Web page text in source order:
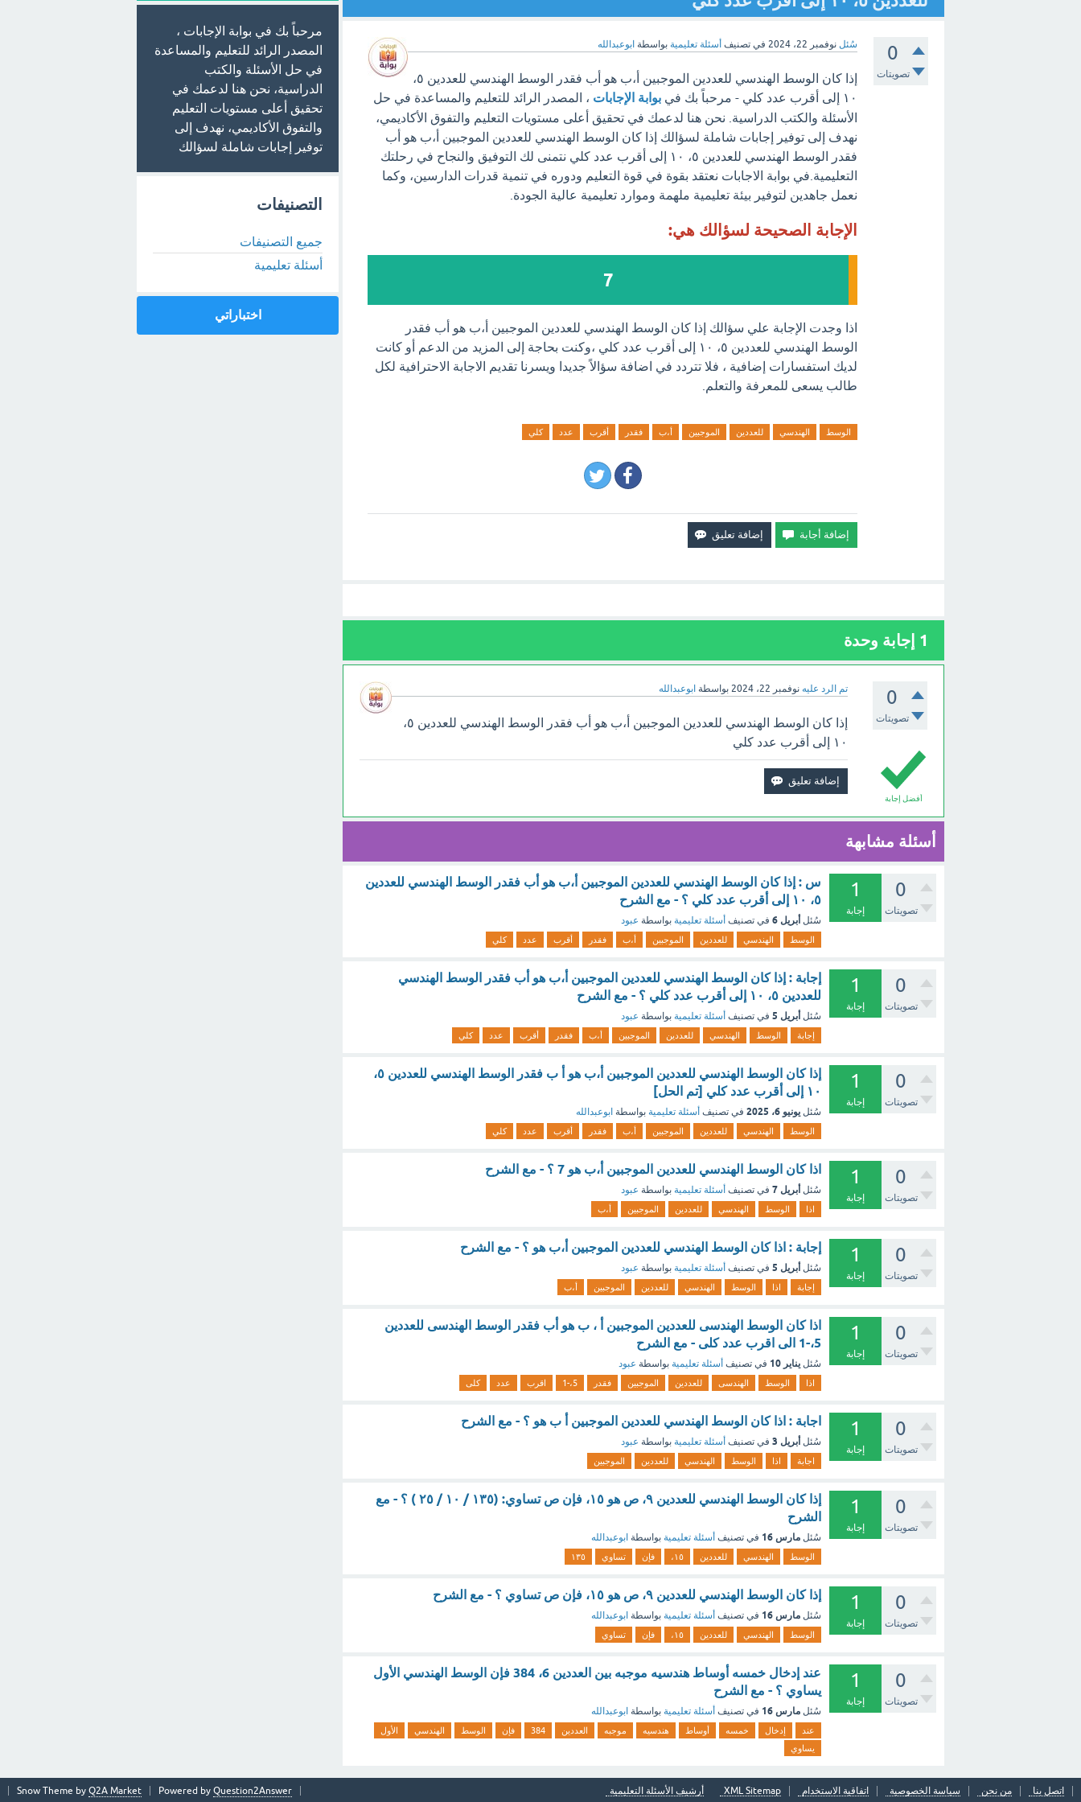
0
تصويتات
سُئل نوفمبر 22، 2024 في تصنيف أسئلة تعليمية بواسطة ابوعبدالله
إذا كان الوسط الهندسي للعددين الموجبين أ،ب هو أب فقدر الوسط الهندسي للعددين ٥،
١٠ إلى أقرب عدد كلي - مرحباً بك في
بوابة الإجابات ، المصدر الرائد للتعليم والمساعدة في حل
الأسئلة والكتب الدراسية. نحن هنا لدعمك في تحقيق أعلى مستويات التعليم والتفوق الأكاديمي،
نهدف إلى توفير إجابات شاملة لسؤالك إذا كان الوسط الهندسي للعددين الموجبين أ،ب هو أب
فقدر الوسط الهندسي للعددين ٥، ١٠ إلى أقرب عدد كلي نتمنى لك التوفيق والنجاح في رحلتك
التعليمية.في بوابة الاجابات نعتقد بقوة في قوة التعليم ودوره في تنمية قدرات الدارسين، وكما
نعمل جاهدين لتوفير بيئة تعليمية ملهمة وموارد تعليمية عالية الجودة.
الإجابة الصحيحة لسؤالك هي:
7
اذا وجدت الإجابة علي سؤالك إذا كان الوسط الهندسي للعددين الموجبين أ،ب هو أب فقدر
الوسط الهندسي للعددين ٥، ١٠ إلى أقرب عدد كلي ،وكنت بحاجة إلى المزيد من الدعم أو كانت
لديك استفسارات إضافية ، فلا تتردد في اضافة سؤالاً جديدا ويسرنا تقديم الاجابة الاحترافية لكل
طالب يسعى للمعرفة والتعلم.
الوسط الهندسي للعددين الموجبين أ،ب فقدر أقرب عدد كلي
1 إجابة وحدة
0
تصويتات
تم الرد عليه نوفمبر 22، 2024 بواسطة ابوعبدالله
أفضل إجابة
إذا كان الوسط الهندسي للعددين الموجبين أ،ب هو أب فقدر الوسط الهندسي للعددين ٥،
١٠ إلى أقرب عدد كلي
أسئلة مشابهة
0
تصويتات
1
إجابة
س : إذا كان الوسط الهندسي للعددين الموجبين أ،ب هو أب فقدر الوسط الهندسي للعددين
٥، ١٠ إلى أقرب عدد كلي ؟ - مع الشرح
سُئل أبريل 6 في تصنيف أسئلة تعليمية بواسطة عبود
الوسط الهندسي للعددين الموجبين أ،ب فقدر أقرب عدد كلي
0
تصويتات
1
إجابة
إجابة : إذا كان الوسط الهندسي للعددين الموجبين أ،ب هو أب فقدر الوسط الهندسي
للعددين ٥، ١٠ إلى أقرب عدد كلي ؟ - مع الشرح
سُئل أبريل 5 في تصنيف أسئلة تعليمية بواسطة عبود
إجابة الوسط الهندسي للعددين الموجبين أ،ب فقدر أقرب عدد كلي
0
تصويتات
1
إجابة
إذا كان الوسط الهندسي للعددين الموجبين أ،ب هو أ ب فقدر الوسط الهندسي للعددين ٥،
١٠ إلى أقرب عدد كلي [تم الحل]
سُئل يونيو 6، 2025 في تصنيف أسئلة تعليمية بواسطة ابوعبدالله
الوسط الهندسي للعددين الموجبين أ،ب فقدر أقرب عدد كلي
0
تصويتات
1
إجابة
اذا كان الوسط الهندسي للعددين الموجبين أ،ب هو 7 ؟ - مع الشرح
سُئل أبريل 7 في تصنيف أسئلة تعليمية بواسطة عبود
اذا الوسط الهندسي للعددين الموجبين أ،ب
0
تصويتات
1
إجابة
إجابة : اذا كان الوسط الهندسي للعددين الموجبين أ،ب هو ؟ - مع الشرح
سُئل أبريل 5 في تصنيف أسئلة تعليمية بواسطة عبود
إجابة اذا الوسط الهندسي للعددين الموجبين أ،ب
0
تصويتات
1
إجابة
اذا كان الوسط الهندسى للعددين الموجبين أ ، ب هو أب فقدر الوسط الهندسى للعددين
5،-1 الى اقرب عدد كلى - مع الشرح
سُئل يناير 10 في تصنيف أسئلة تعليمية بواسطة عبود
اذا الوسط الهندسى للعددين الموجبين فقدر 5،-1 اقرب عدد كلى
0
تصويتات
1
إجابة
اجابة : اذا كان الوسط الهندسي للعددين الموجبين أ ب هو ؟ - مع الشرح
سُئل أبريل 3 في تصنيف أسئلة تعليمية بواسطة عبود
اجابة اذا الوسط الهندسي للعددين الموجبين
0
تصويتات
1
إجابة
إذا كان الوسط الهندسي للعددين ٩، ص هو ١٥، فإن ص تساوي: (١٣٥ / ١٠ / ٢٥ ) ؟ - مع
الشرح
سُئل مارس 16 في تصنيف أسئلة تعليمية بواسطة ابوعبدالله
الوسط الهندسي للعددين ١٥، فإن تساوي ١٣٥
0
تصويتات
1
إجابة
إذا كان الوسط الهندسي للعددين ٩، ص هو ١٥، فإن ص تساوي ؟ - مع الشرح
سُئل مارس 16 في تصنيف أسئلة تعليمية بواسطة ابوعبدالله
الوسط الهندسي للعددين ١٥، فإن تساوي
0
تصويتات
1
إجابة
عند إدخال خمسه أوساط هندسيه موجبه بين العددين 6، 384 فإن الوسط الهندسي الأول
يساوي ؟ - مع الشرح
سُئل مارس 16 في تصنيف أسئلة تعليمية بواسطة ابوعبدالله
عند إدخال خمسه أوساط هندسيه موجبه العددين 384 فإن الوسط الهندسي
الأول
يساوي
مرحباً بك في بوابة الإجابات ،
المصدر الرائد للتعليم والمساعدة
في حل الأسئلة والكتب
الدراسية، نحن هنا لدعمك في
تحقيق أعلى مستويات التعليم
والتفوق الأكاديمي، نهدف إلى
توفير إجابات شاملة لسؤالك
التصنيفات
جميع التصنيفات
أسئلة تعليمية
اختباراتي
اتصل بنا من نحن سياسة الخصوصية اتفاقية الاستخدام XML Sitemap أرشيف الأسئلة التعليمية Snow Theme by Q2A Market Powered by Question2Answer